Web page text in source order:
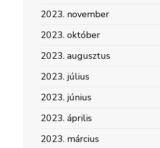
2023. november
2023. október
2023. augusztus
2023. július
2023. június
2023. április
2023. március